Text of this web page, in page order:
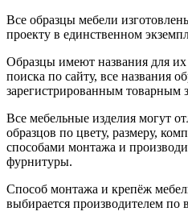
Все образцы мебели
проекту в единственном
Образцы имеют названия для их
поиска по сайту, все названия
зарегистрированным товарным
Все мебельные изделия могут
образцов по цвету, размеру,
способами монтажа и
фурнитуры.
Способ монтажа и крепёж
выбирается производителем по